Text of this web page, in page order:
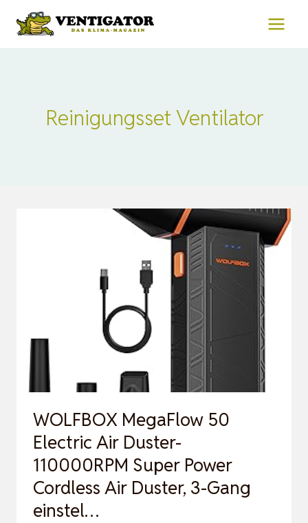
Inhalt
Reinigungsset Ventilator
WOLFBOX MegaFlow 50
Electric Air Duster-
110000RPM Super Power
Cordless Air Duster, 3-Gang
einstel…